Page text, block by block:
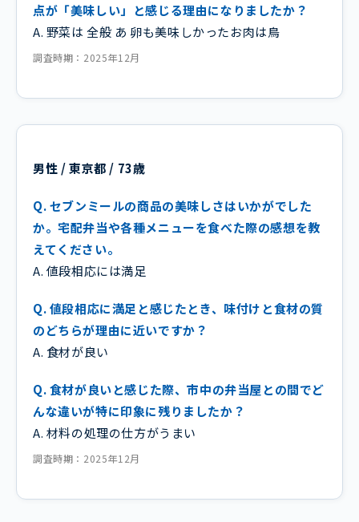
点が「美味しい」と感じる理由になりましたか？
A. 野菜は 全般 あ 卵も美味しかったお肉は鳥
調査時期：2025年12月
男性 / 東京都 / 73歳
Q. セブンミールの商品の美味しさはいかがでした
か。宅配弁当や各種メニューを食べた際の感想を教
えてください。
A. 値段相応には満足
Q. 値段相応に満足と感じたとき、味付けと食材の質
のどちらが理由に近いですか？
A. 食材が良い
Q. 食材が良いと感じた際、市中の弁当屋との間でど
んな違いが特に印象に残りましたか？
A. 材料の処理の仕方がうまい
調査時期：2025年12月